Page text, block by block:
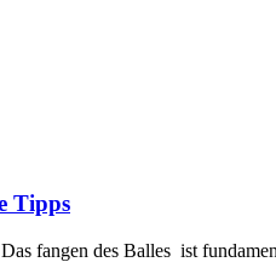
Tipps
fangen des Balles ist